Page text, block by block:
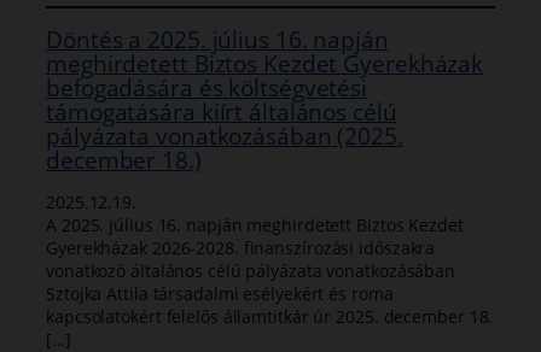
Döntés a 2025. július 16. napján
meghirdetett Biztos Kezdet Gyerekházak
befogadására és költségvetési
támogatására kiírt általános célú
pályázata vonatkozásában (2025.
december 18.)
2025.12.19.
A 2025. július 16. napján meghirdetett Biztos Kezdet
Gyerekházak 2026-2028. finanszírozási időszakra
vonatkozó általános célú pályázata vonatkozásában
Sztojka Attila társadalmi esélyekért és roma
kapcsolatokért felelős államtitkár úr 2025. december 18.
[…]